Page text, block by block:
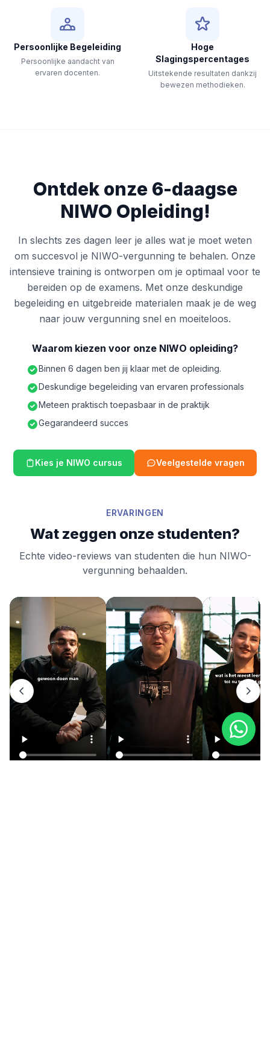
Persoonlijke Begeleiding
Persoonlijke aandacht van
ervaren docenten.
Hoge
Slagingspercentages
Uitstekende resultaten dankzij
bewezen methodieken.
Ontdek onze 6-daagse
NIWO Opleiding!
In slechts zes dagen leer je alles wat je moet weten
om succesvol je NIWO-vergunning te behalen. Onze
intensieve training is ontworpen om je optimaal voor te
bereiden op de examens. Met onze deskundige
begeleiding en uitgebreide materialen maak je de weg
naar jouw vergunning snel en moeiteloos.
Waarom kiezen voor onze NIWO opleiding?
Binnen 6 dagen ben jij klaar met de opleiding.
Deskundige begeleiding van ervaren professionals
Meteen praktisch toepasbaar in de praktijk
Gegarandeerd succes
Kies je NIWO cursus Veelgestelde vragen
ERVARINGEN
Wat zeggen onze studenten?
Echte video-reviews van studenten die hun NIWO-
vergunning behaalden.